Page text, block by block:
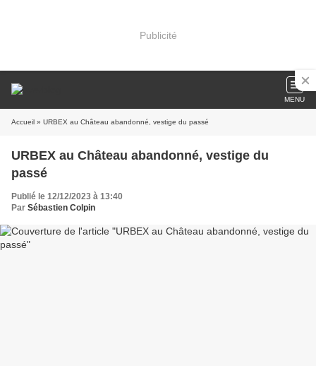
Publicité
MENU
Accueil » URBEX au Château abandonné, vestige du passé
URBEX au Château abandonné, vestige du
passé
Publié le 12/12/2023 à 13:40
Par Sébastien Colpin